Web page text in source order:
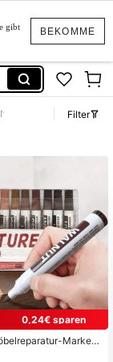
BEKOMME
gibt
Filter
0,24€ sparen
Marker i
Farben, Holzschra